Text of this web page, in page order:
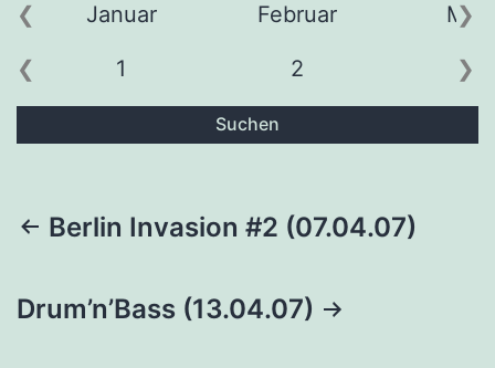
Januar Februar
1 2 3
Suchen
Beitragsnavigation
Berlin Invasion #2 (07.04.07)
Drum’n’Bass (13.04.07)